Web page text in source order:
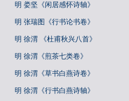
明 娄坚《闲居感怀诗轴》
明 张瑞图《行书论书卷》
明 徐渭 《杜甫秋兴八首》
明 徐渭《煎茶七类卷》
明 徐渭《草书白燕诗卷》
明 徐渭《行书白燕诗轴》